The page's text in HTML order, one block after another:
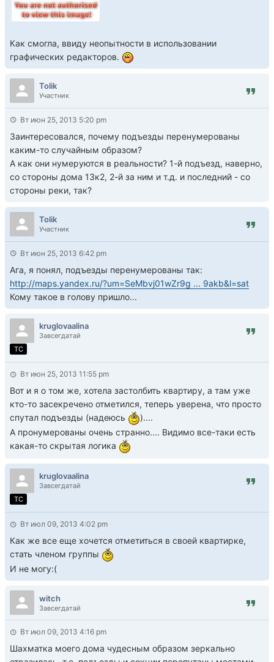
Как смогла, ввиду неопытности в использовании
графических редакторов.
Tolik
Участник
Вт июн 25, 2013 5:20 pm
Заинтересовался, почему подъезды перенумерованы
каким-то случайным образом?
А как они нумеруются в реальности? 1-й подъезд, наверно,
со стороны дома 13к2, 2-й за ним и т.д. и последний - со
стороны реки, так?
Tolik
Участник
Вт июн 25, 2013 6:42 pm
Ага, я понял, подъезды перенумерованы так:
http://maps.yandex.ru/?um=SeMbvj01wZr9g ... 9akb&l=sat
Кому такое в голову пришло...
kruglovaalina
Завсегдатай
TC
Вт июн 25, 2013 11:55 pm
Вот и я о том же, хотела застолбить квартиру, а там уже
кто-то засекречено отметился, теперь уверена, что просто
спутал подъезды (надеюсь
)....
А пронумерованы очень странно.... Видимо все-таки есть
какая-то скрытая логика
kruglovaalina
Завсегдатай
TC
Вт июл 09, 2013 4:02 pm
Как же все еще хочется отметиться в своей квартирке,
стать членом группы
И не могу:(
witch
Завсегдатай
Вт июл 09, 2013 4:16 pm
Шахматка моего дома чудесным образом зеркально